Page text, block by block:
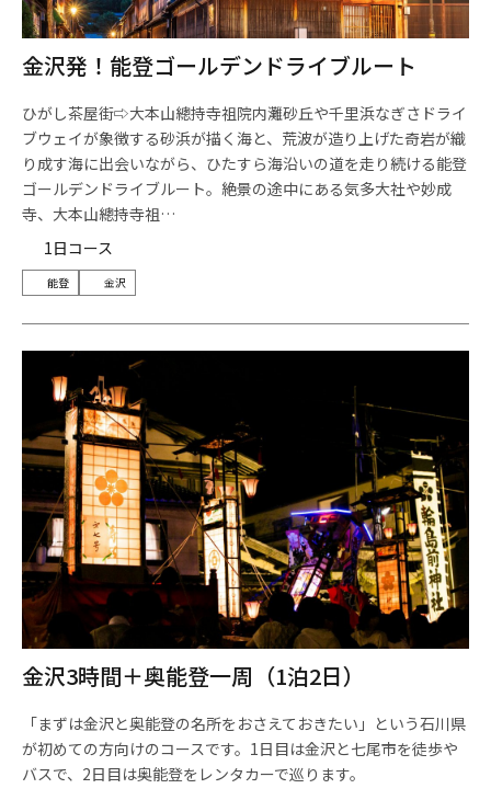
金沢発！能登ゴールデンドライブルート
ひがし茶屋街⇨大本山總持寺祖院内灘砂丘や千里浜なぎさドライ
ブウェイが象徴する砂浜が描く海と、荒波が造り上げた奇岩が織
り成す海に出会いながら、ひたすら海沿いの道を走り続ける能登
ゴールデンドライブルート。絶景の途中にある気多大社や妙成
寺、大本山總持寺祖…
1日コース
能登 金沢
金沢3時間＋奥能登一周（1泊2日）
「まずは金沢と奥能登の名所をおさえておきたい」という石川県
が初めての方向けのコースです。1日目は金沢と七尾市を徒歩や
バスで、2日目は奥能登をレンタカーで巡ります。